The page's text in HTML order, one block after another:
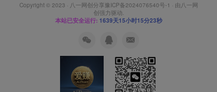
Copyright © 2023 · 八一网创分享豫ICP备2024076540号-1 · 由八一网
创强力驱动.
本站已安全运行: 1639天15小时15分23秒